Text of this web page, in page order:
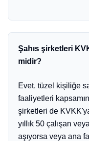
Şahıs şirketleri
midir?
Evet, tüzel kişiliğe
faaliyetleri
şirketleri de
yıllık 50 çalışan
aşıyorsa veya ana